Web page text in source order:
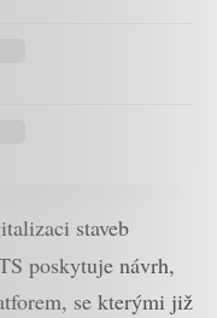
staveb
poskytuje návrh,
se kterými již